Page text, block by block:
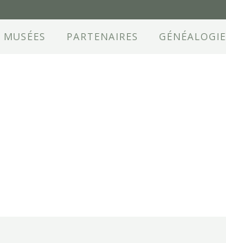
MUSÉES PARTENAIRES GÉNÉALOGIE